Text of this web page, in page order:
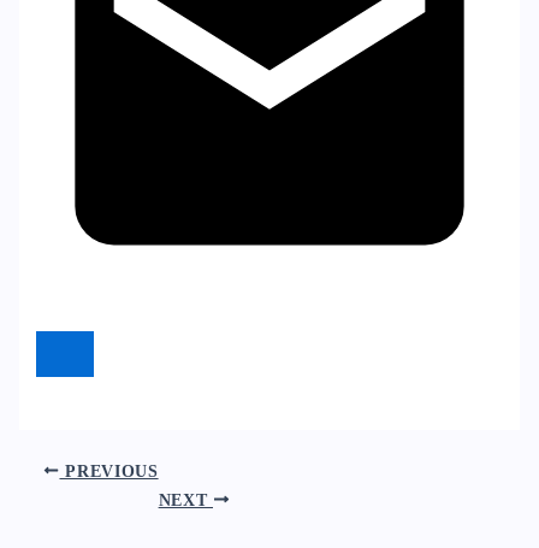
PREVIOUS
NEXT